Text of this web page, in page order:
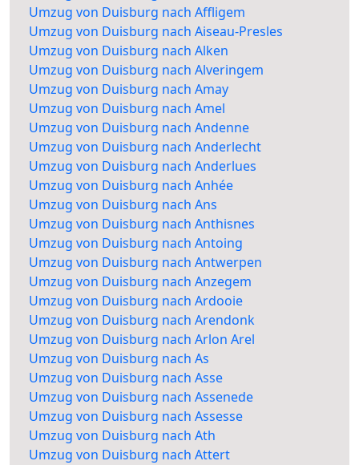
Umzug von Duisburg nach Affligem
Umzug von Duisburg nach Aiseau-Presles
Umzug von Duisburg nach Alken
Umzug von Duisburg nach Alveringem
Umzug von Duisburg nach Amay
Umzug von Duisburg nach Amel
Umzug von Duisburg nach Andenne
Umzug von Duisburg nach Anderlecht
Umzug von Duisburg nach Anderlues
Umzug von Duisburg nach Anhée
Umzug von Duisburg nach Ans
Umzug von Duisburg nach Anthisnes
Umzug von Duisburg nach Antoing
Umzug von Duisburg nach Antwerpen
Umzug von Duisburg nach Anzegem
Umzug von Duisburg nach Ardooie
Umzug von Duisburg nach Arendonk
Umzug von Duisburg nach Arlon Arel
Umzug von Duisburg nach As
Umzug von Duisburg nach Asse
Umzug von Duisburg nach Assenede
Umzug von Duisburg nach Assesse
Umzug von Duisburg nach Ath
Umzug von Duisburg nach Attert